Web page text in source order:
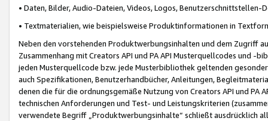
• Daten, Bilder, Audio-Dateien, Videos, Logos, Benutzerschnittstellen-
• Textmaterialien, wie beispielsweise Produktinformationen in
Neben den vorstehenden Produktwerbungsinhalten und dem Zugriff
Zusammenhang mit Creators API und PA API Musterquellcodes und
jeden Musterquellcode bzw. jede Musterbibliothek geltenden
auch Spezifikationen, Benutzerhandbücher, Anleitungen,
denen die für die ordnungsgemäße Nutzung von Creators API und PA
technischen Anforderungen und Test- und Leistungskriterien
verwendete Begriff „Produktwerbungsinhalte“ schließt ausdrücklich